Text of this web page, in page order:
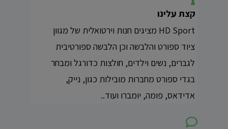
קצת עלינו
HD Sport מציגים חנות וירטואלית של מגוון
ציוד ספורט והלבשה וכן הלבשה ספורטיבית
לגברים, נשים וילדים, חולצות כדורגל ומבחר
בגדי ספורט מחברות מובילות כגון, נייק,
אדידאס, פומה, יומברו ועוד..